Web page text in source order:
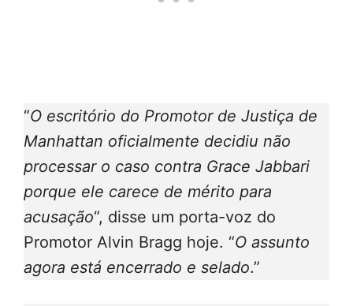
“O escritório do Promotor de Justiça de
Manhattan oficialmente decidiu não
processar o caso contra Grace Jabbari
porque ele carece de mérito para
acusação“, disse um porta-voz do
Promotor Alvin Bragg hoje. “O assunto
agora está encerrado e selado.”